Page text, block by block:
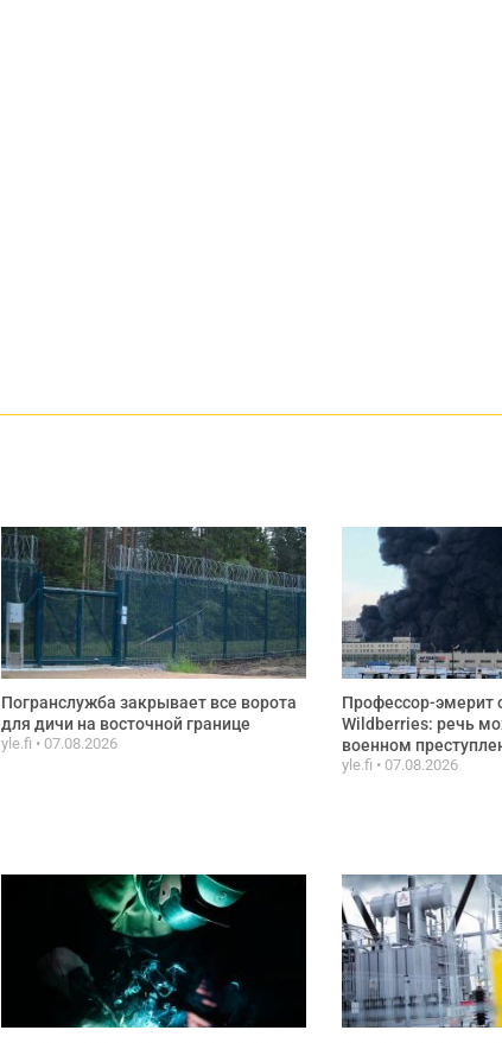
Погранслужба закрывает все ворота
для дичи на восточной границе
yle.fi 07.08.2026
Профессор-эмерит
Wildberries: речь
военном
yle.fi 07.08.2026